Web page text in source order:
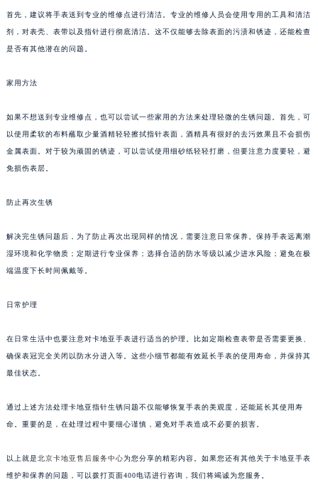
首先，建议将手表送到专业的维修点进行清洁。专业的维修人员会使用专用的工具和清洁
剂，对表壳、表带以及指针进行彻底清洁。这不仅能够去除表面的污渍和锈迹，还能检查
是否有其他潜在的问题。
家用方法
如果不想送到专业维修点，也可以尝试一些家用的方法来处理轻微的生锈问题。首先，可
以使用柔软的布料蘸取少量酒精轻轻擦拭指针表面，酒精具有很好的去污效果且不会损伤
金属表面。对于较为顽固的锈迹，可以尝试使用细砂纸轻轻打磨，但要注意力度要轻，避
免损伤表层。
防止再次生锈
解决完生锈问题后，为了防止再次出现同样的情况，需要注意日常保养。保持手表远离潮
湿环境和化学物质；定期进行专业保养；选择合适的防水等级以减少进水风险；避免在极
端温度下长时间佩戴等。
日常护理
在日常生活中也要注意对卡地亚手表进行适当的护理。比如定期检查表带是否需要更换、
确保表冠完全关闭以防水分进入等。这些小细节都能有效延长手表的使用寿命，并保持其
最佳状态。
通过上述方法处理卡地亚指针生锈问题不仅能够恢复手表的美观度，还能延长其使用寿
命。重要的是，在处理过程中要细心谨慎，避免对手表造成不必要的损害。
以上就是北京卡地亚售后服务中心为您分享的精彩内容。如果您还有其他关于卡地亚手表
维护和保养的问题，可以拨打页面400电话进行咨询，我们将竭诚为您服务。